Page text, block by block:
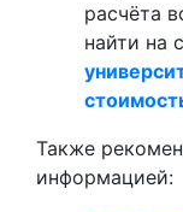
расчёта
найти на
Также
информацией: